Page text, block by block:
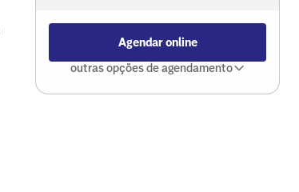
Agendar online
outras opções de agendamento